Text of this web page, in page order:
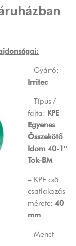
– Gyártó:
Irritec
– Típus /
fajta: KPE
Egyenes
Összekötő
Idom 40-1″
Tok-BM
– KPE cső
csatlakozás
mérete: 40
mm
– Menet